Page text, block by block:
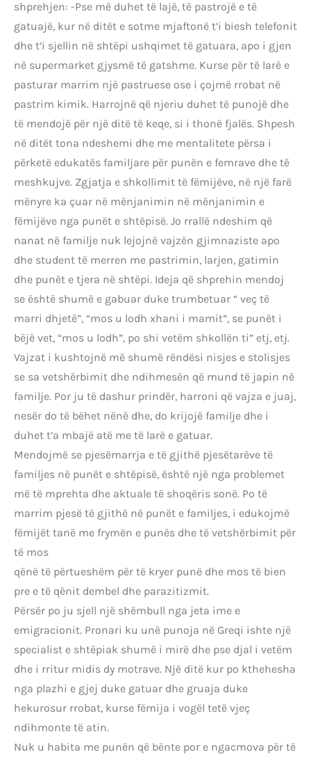
shprehjen: -Pse më duhet të lajë, të pastrojë e të
gatuajë, kur në ditët e sotme mjaftonë t’i biesh telefonit
dhe t’i sjellin në shtëpi ushqimet të gatuara, apo i gjen
në supermarket gjysmë të gatshme. Kurse për të larë e
pasturar marrim një pastruese ose i çojmë rrobat në
pastrim kimik. Harrojnë që njeriu duhet të punojë dhe
të mendojë për një ditë të keqe, si i thonë fjalës. Shpesh
në ditët tona ndeshemi dhe me mentalitete përsa i
përketë edukatës familjare për punën e femrave dhe të
meshkujve. Zgjatja e shkollimit të fëmijëve, në një farë
mënyre ka çuar në mënjanimin në mënjanimin e
fëmijëve nga punët e shtëpisë. Jo rrallë ndeshim që
nanat në familje nuk lejojnë vajzën gjimnaziste apo
dhe student të merren me pastrimin, larjen, gatimin
dhe punët e tjera në shtëpi. Ideja që shprehin mendoj
se është shumë e gabuar duke trumbetuar “ veç të
marri dhjetë”, “mos u lodh xhani i mamit”, se punët i
bëjë vet, “mos u lodh”, po shi vetëm shkollën ti” etj, etj.
Vajzat i kushtojnë më shumë rëndësi nisjes e stolisjes
se sa vetshërbimit dhe ndihmesën që mund të japin në
familje. Por ju të dashur prindër, harroni që vajza e juaj,
nesër do të bëhet nënë dhe, do krijojë familje dhe i
duhet t’a mbajë atë me të larë e gatuar.
Mendojmë se pjesëmarrja e të gjithë pjesëtarëve të
familjes në punët e shtëpisë, është një nga problemet
më të mprehta dhe aktuale të shoqëris sonë. Po të
marrim pjesë të gjithë në punët e familjes, i edukojmë
fëmijët tanë me frymën e punës dhe të vetshërbimit për
të mos
qënë të përtueshëm për të kryer punë dhe mos të bien
pre e të qënit dembel dhe parazitizmit.
Përsër po ju sjell një shëmbull nga jeta ime e
emigracionit. Pronari ku unë punoja në Greqi ishte një
specialist e shtëpiak shumë i mirë dhe pse djal i vetëm
dhe i rritur midis dy motrave. Një ditë kur po kthehesha
nga plazhi e gjej duke gatuar dhe gruaja duke
hekurosur rrobat, kurse fëmija i vogël tetë vjeç
ndihmonte të atin.
Nuk u habita me punën që bënte por e ngacmova për të